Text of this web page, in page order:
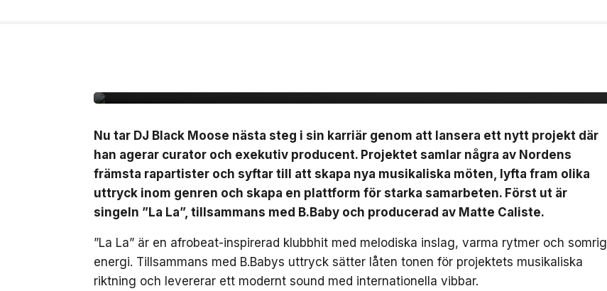
Nu tar DJ Black Moose nästa steg i sin karriär genom att lansera ett nytt projekt där
han agerar curator och exekutiv producent. Projektet samlar några av Nordens
främsta rapartister och syftar till att skapa nya musikaliska möten, lyfta fram olika
uttryck inom genren och skapa en plattform för starka samarbeten. Först ut är
singeln ”La La”, tillsammans med B.Baby och producerad av Matte Caliste.
”La La” är en afrobeat-inspirerad klubbhit med melodiska inslag, varma rytmer och somrig
energi. Tillsammans med B.Babys uttryck sätter låten tonen för projektets musikaliska
riktning och levererar ett modernt sound med internationella vibbar.